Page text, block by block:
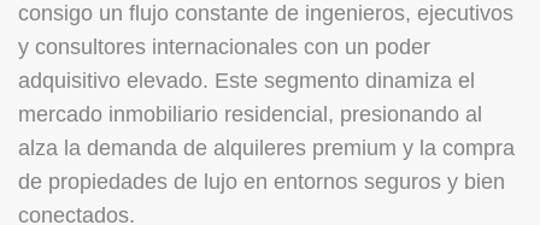
consigo un flujo constante de ingenieros, ejecutivos
y consultores internacionales con un poder
adquisitivo elevado. Este segmento dinamiza el
mercado inmobiliario residencial, presionando al
alza la demanda de alquileres premium y la compra
de propiedades de lujo en entornos seguros y bien
conectados.